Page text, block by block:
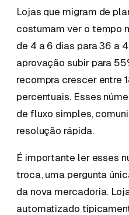
Lojas que migram de
costumam ver o tempo
de 4 a 6 dias para 36 a
aprovação subir para
recompra crescer entre
percentuais. Esses
de fluxo simples,
resolução rápida.
É importante ler esses
troca, uma pergunta
da nova mercadoria.
automatizado